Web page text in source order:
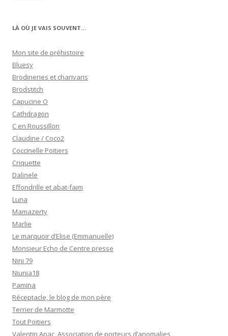
LÀ OÙ JE VAIS SOUVENT…
Mon site de préhistoire
Bluesy
Brodineries et charivaris
Brodstitch
Capucine O
Cathdragon
C en Roussillon
Claudine / Coco2
Coccinelle Poitiers
Criquette
Dalinele
Effondrille et abat-faim
Luna
Mamazerty
Marlie
Le marquoir d’Elise (Emmanuelle)
Monsieur Echo de Centre presse
Nini 79
Niunia18
Pamina
Réceptacle, le blog de mon père
Terrier de Marmotte
Tout Poitiers
Valentin Apac, Association de porteurs d’anomalies